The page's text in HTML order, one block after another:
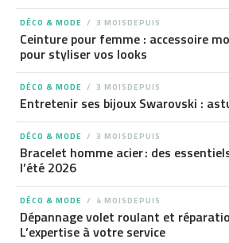
DÉCO & MODE 3 MOISDEPUIS
Ceinture pour femme : accessoire
pour styliser vos looks
DÉCO & MODE 3 MOISDEPUIS
Entretenir ses bijoux Swarovski :
DÉCO & MODE 3 MOISDEPUIS
Bracelet homme acier : des
l’été 2026
DÉCO & MODE 4 MOISDEPUIS
Dépannage volet roulant et
L’expertise à votre service